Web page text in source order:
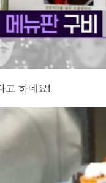
고 하네요!